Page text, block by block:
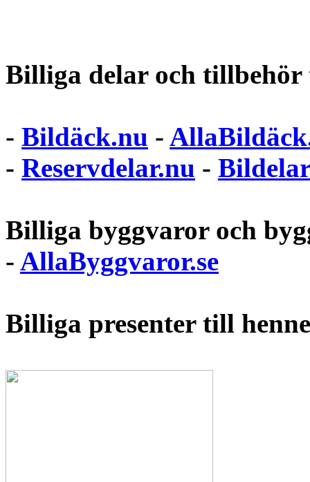
Billiga delar och
- Bildäck.nu -
- Reservdelar.nu - Bildelar
Billiga byggvaror och
- AllaByggvaror.se
Billiga presenter till